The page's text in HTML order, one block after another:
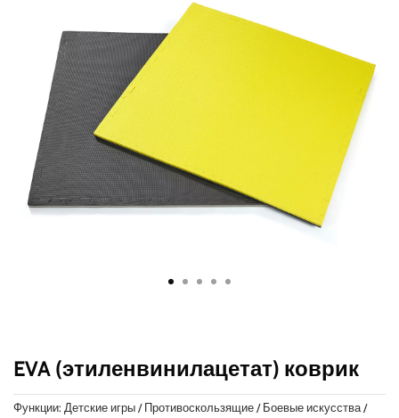
EVA (этиленвинилацетат) коврик
Функции: Детские игры / Противоскользящие / Боевые искусства /